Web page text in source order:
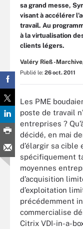
sa grand messe,
visant à accélérer
travail. Au
à la virtualisation
clients légers.
Valéry Rieß-
Publié le: 26 oct. 2011
Les PME
poste de travail
entreprises ?
décidé, en mai
d’élargir sa cible
spécifiquement
moyennes
d’acquisition
d’exploitation
précédemment
commercialise
Citrix VDI-in-a-